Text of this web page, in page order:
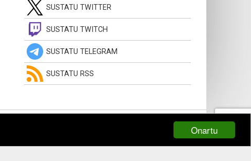
Onartu
SUSTATU TWITTER
SUSTATU TWITCH
SUSTATU TELEGRAM
SUSTATU RSS